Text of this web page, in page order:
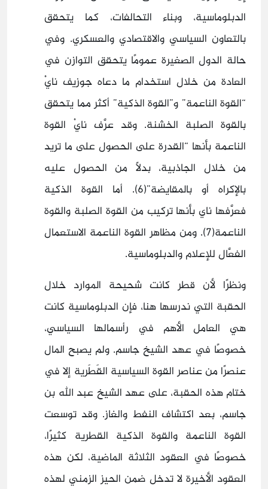
الدبلوماسية، وبناء التحالفات، كما يتحقق
بالتعاون السياسي والاقتصادي والعسكري. وفي
حالة الدول الصغيرة عمومًا يتحقق التوازن في
العادة من خلال استخدام ما دعاه جوزيف نايْ
“القوة الناعمة” و”القوة الذكية” أكثر مما يتحقق
بالقوة الصلبة الخشنة. وقد عرَّف نايْ القوة
الناعمة بأنها “القدرة على الحصول على ما تريد
من خلال الجاذبية، بدلًا من الحصول عليه
بالإكراه أو بالمقايضة”(6). أما القوة الذكية
فعرَّفها ناي بأنها تركيب من القوة الصلبة والقوة
الناعمة(7). ومن مظاهر القوة الناعمة الاستعمال
الفعَّال للإعلام والدبلوماسية.
ونظرًا لأن قطر كانت شحيحة الموارد خلال
الحقبة التي ندرسها هنا، فإن الدبلوماسية كانت
هي العامل الأهم في رأسمالها السياسي،
خصوصًا في عهد الشيخ جاسم. ولم يصبح المال
عنصرًا من عناصر القوة السياسية القَطَرية إلا في
ختام هذه الحقبة، على عهد الشيخ عبد الله بن
جاسم، بعد اكتشاف النفط والغاز. وقد توسعت
القوة الناعمة والقوة الذكية القطرية كثيرًا،
خصوصًا في العقود الثلاثة الماضية، لكن هذه
العقود الأخيرة لا تدخل ضمن الحيز الزمني لهذه